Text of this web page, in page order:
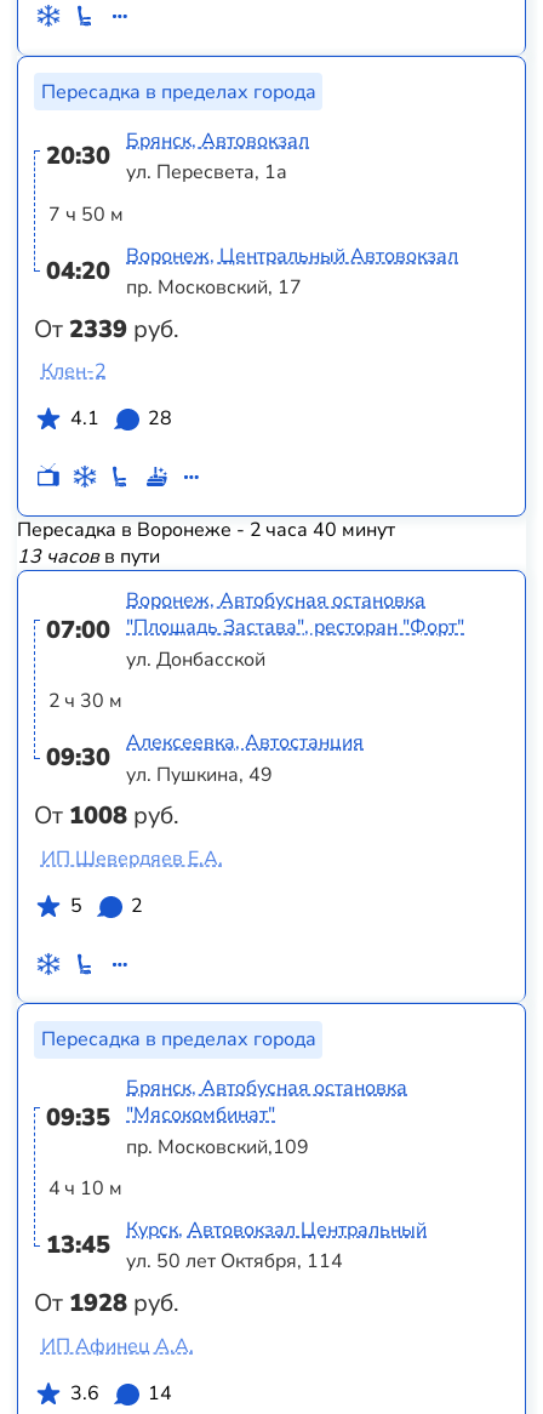
Пересадка в пределах города
20:30
7 ч 50 м
04:20
От2339 руб.
Брянск, Автовокзал
ул. Пересвета, 1а
Воронеж, Центральный Автовокзал
пр. Московский, 17
Клен-2
4.1
28
Пересадка в Воронеже - 2 часа 40 минут
13 часовв пути
07:00
2 ч 30 м
09:30
От 1008 руб.
Воронеж, Автобусная остановка
"Площадь Застава", ресторан "Форт"
ул. Донбасской
Алексеевка, Автостанция
ул. Пушкина, 49
ИП Шевердяев Е.А.
5
2
Пересадка в пределах города
09:35
4 ч 10 м
13:45
От 1928 руб.
Брянск, Автобусная остановка
"Мясокомбинат"
пр. Московский,109
Курск, Автовокзал Центральный
ул. 50 лет Октября, 114
ИП Афинец А.А.
3.6
14